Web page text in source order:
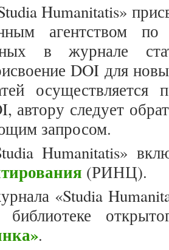
Humanitatis»
агентством
в журнале
DOI для
автору следует
запросом.
Humanitatis»
(РИНЦ).
«Studia
библиотеке
.